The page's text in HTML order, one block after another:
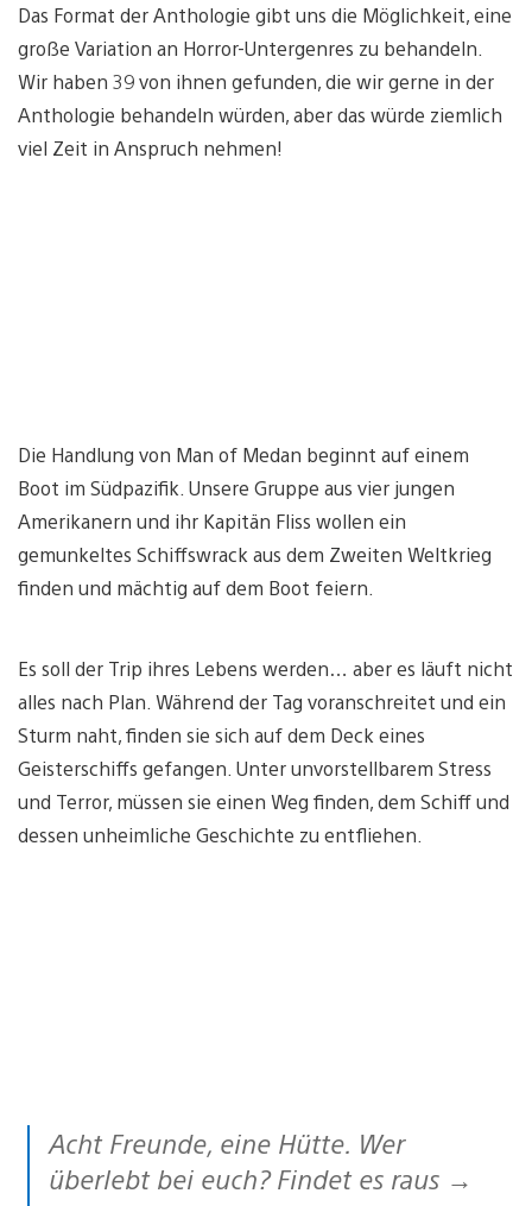
Das Format der Anthologie gibt uns die Möglichkeit, eine
große Variation an Horror-Untergenres zu behandeln.
Wir haben 39 von ihnen gefunden, die wir gerne in der
Anthologie behandeln würden, aber das würde ziemlich
viel Zeit in Anspruch nehmen!
Die Handlung von Man of Medan beginnt auf einem
Boot im Südpazifik. Unsere Gruppe aus vier jungen
Amerikanern und ihr Kapitän Fliss wollen ein
gemunkeltes Schiffswrack aus dem Zweiten Weltkrieg
finden und mächtig auf dem Boot feiern.
Es soll der Trip ihres Lebens werden… aber es läuft nicht
alles nach Plan. Während der Tag voranschreitet und ein
Sturm naht, finden sie sich auf dem Deck eines
Geisterschiffs gefangen. Unter unvorstellbarem Stress
und Terror, müssen sie einen Weg finden, dem Schiff und
dessen unheimliche Geschichte zu entfliehen.
Acht Freunde, eine Hütte. Wer
überlebt bei euch? Findet es raus →